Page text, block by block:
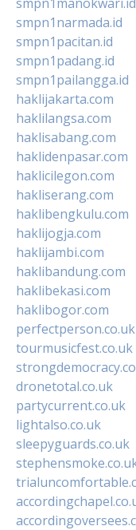
smpn1narmada.id
smpn1pacitan.id
smpn1padang.id
smpn1pailangga.id
haklijakarta.com
haklilangsa.com
haklisabang.com
haklidenpasar.com
haklicilegon.com
hakliserang.com
haklibengkulu.com
haklijogja.com
haklijambi.com
haklibandung.com
haklibekasi.com
haklibogor.com
perfectperson.co.uk
tourmusicfest.co.uk
dronetotal.co.uk
partycurrent.co.uk
lightalso.co.uk
sleepyguards.co.uk